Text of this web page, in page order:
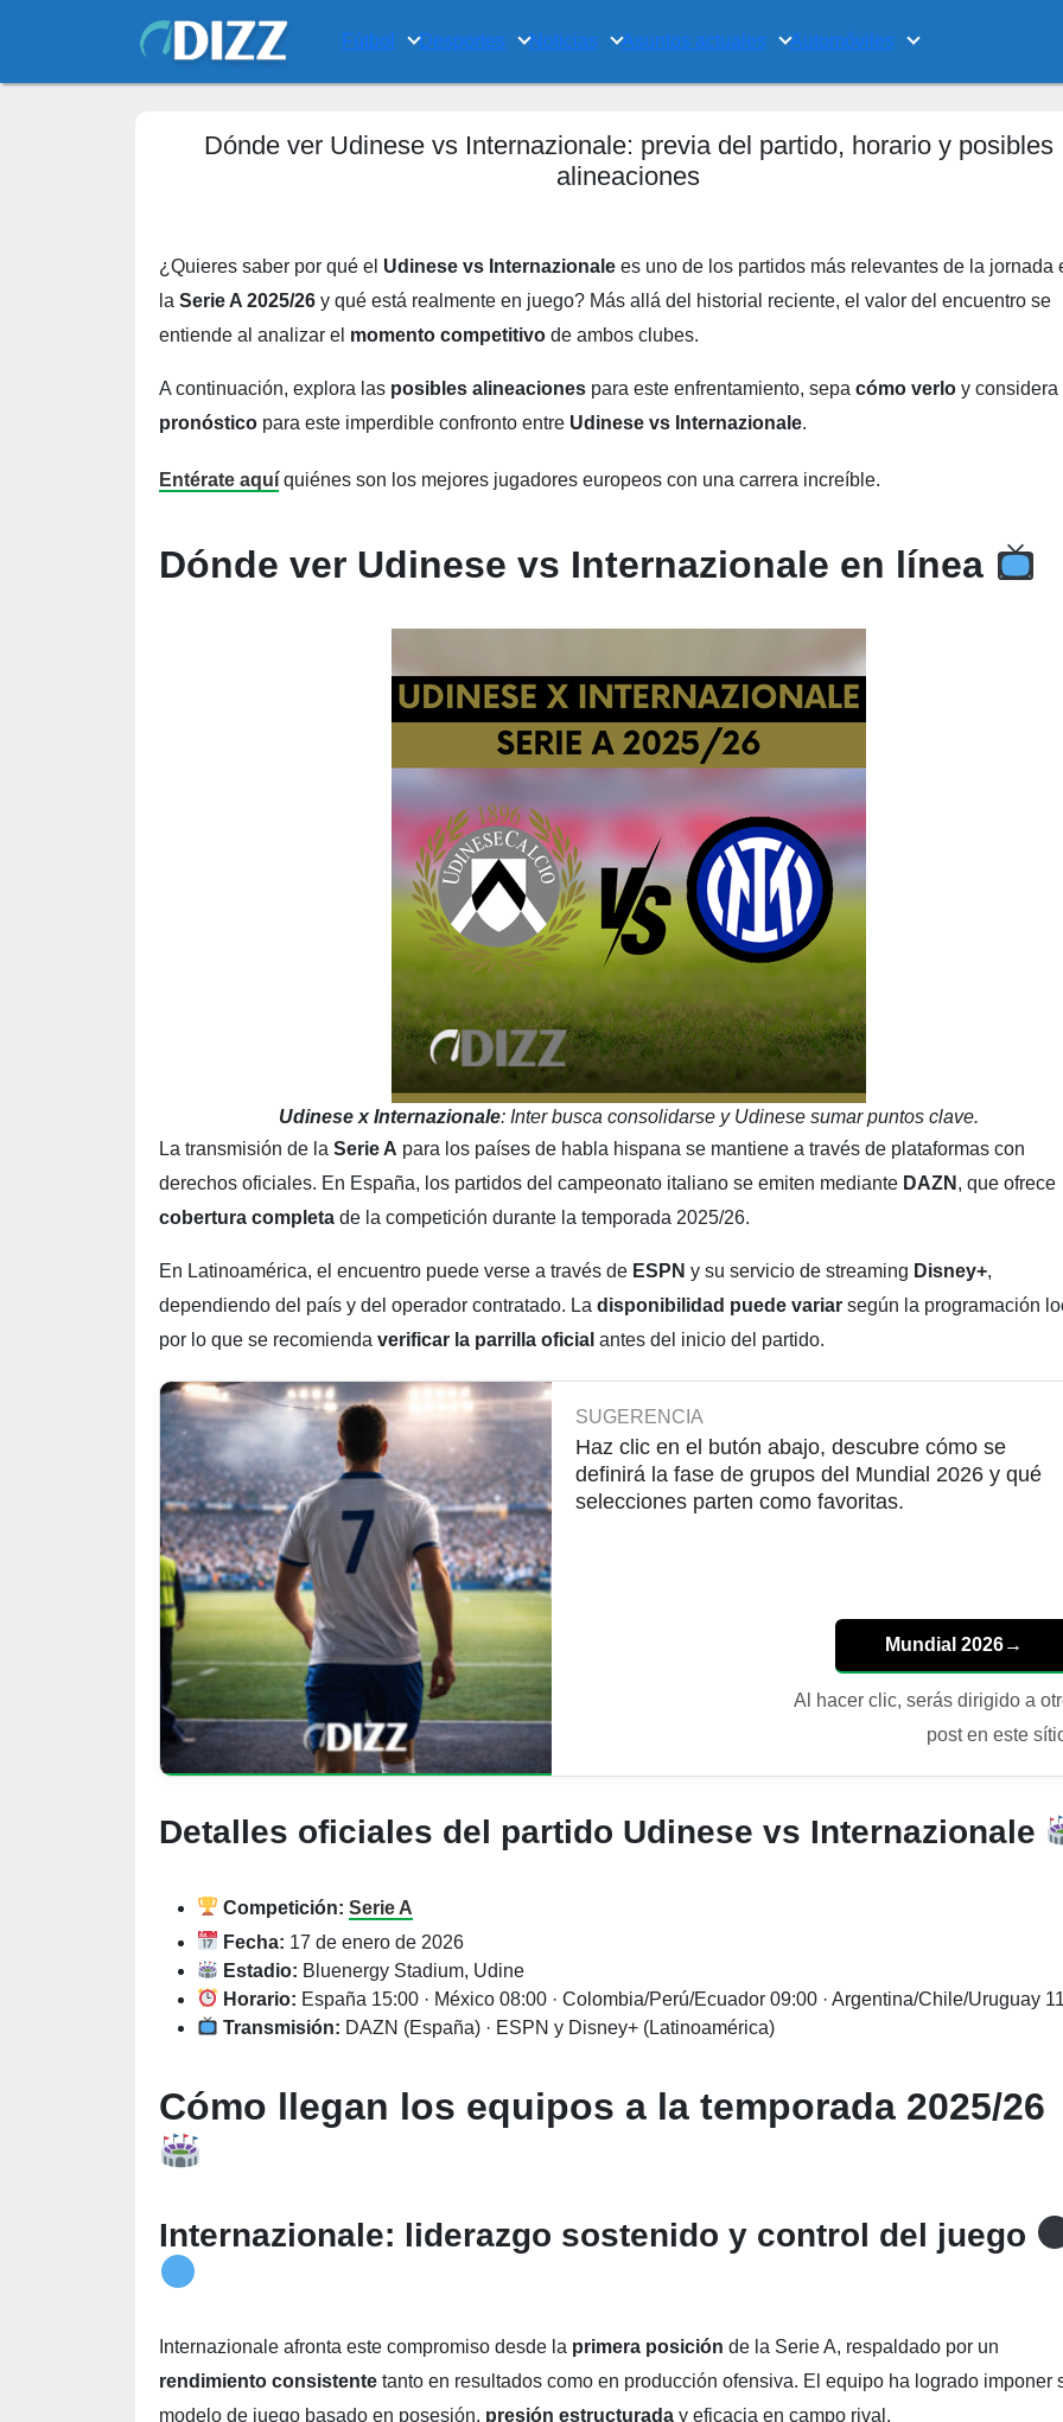
Fútbol Desportes Noticias Asuntos actuales Automóviles
Dónde ver Udinese vs Internazionale: previa del partido, horario y posibles
alineaciones
¿Quieres saber por qué el Udinese vs Internazionale es uno de los partidos más relevantes de la jornada
la Serie A 2025/26 y qué está realmente en juego? Más allá del historial reciente, el valor del encuentro se
entiende al analizar el momento competitivo de ambos clubes.
A continuación, explora las posibles alineaciones para este enfrentamiento, sepa cómo verlo y considera
pronóstico para este imperdible confronto entre Udinese vs Internazionale.
Entérate aquí quiénes son los mejores jugadores europeos con una carrera increíble.
Dónde ver Udinese vs Internazionale en línea
Udinese x Internazionale: Inter busca consolidarse y Udinese sumar puntos clave.
La transmisión de la Serie A para los países de habla hispana se mantiene a través de plataformas con
derechos oficiales. En España, los partidos del campeonato italiano se emiten mediante DAZN , que ofrece
cobertura completa de la competición durante la temporada 2025/26.
En Latinoamérica, el encuentro puede verse a través de ESPN y su servicio de streaming Disney+,
dependiendo del país y del operador contratado. La disponibilidad puede variar según la programación
por lo que se recomienda verificar la parrilla oficial antes del inicio del partido.
SUGERENCIA
Haz clic en el butón abajo, descubre cómo se
definirá la fase de grupos del Mundial 2026 y qué
selecciones parten como favoritas.
Mundial 2026→
Al hacer clic, serás dirigido a
post en este
Detalles oficiales del partido Udinese vs Internazionale
Competición: Serie A
Fecha: 17 de enero de 2026
Estadio: Bluenergy Stadium, Udine
Horario: España 15:00 · México 08:00 · Colombia/Perú/Ecuador 09:00 · Argentina/Chile/Uruguay
Transmisión: DAZN (España) · ESPN y Disney+ (Latinoamérica)
Cómo llegan los equipos a la temporada 2025/26
Internazionale: liderazgo sostenido y control del juego
Internazionale afronta este compromiso desde la primera posición de la Serie A, respaldado por un
rendimiento consistente tanto en resultados como en producción ofensiva. El equipo ha logrado imponer
modelo de juego basado en posesión, presión estructurada y eficacia en campo rival.